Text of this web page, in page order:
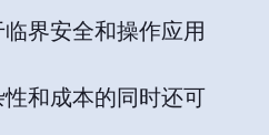
界安全和操作应用
和成本的同时还可